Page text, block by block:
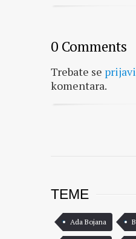
0 Comments
Trebate se
komentara.
TEME
Ada Bojana